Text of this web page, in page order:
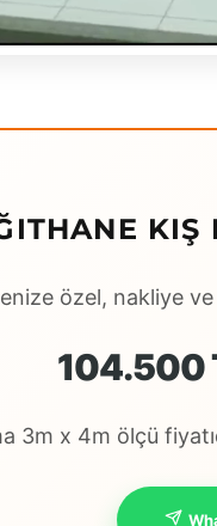
KIŞ
özel, nakliye
104.500
3m x 4m ölçü